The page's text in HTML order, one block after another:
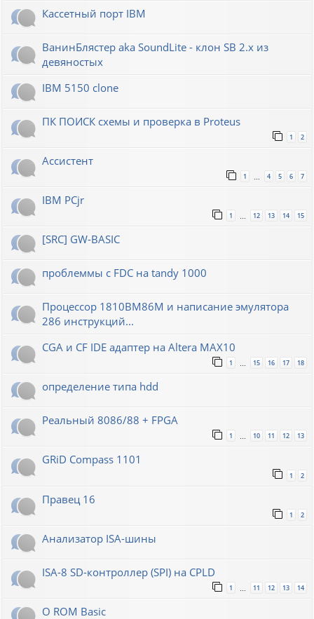
Кассетный порт IBM
ВанинБлястер aka SoundLite - клон SB 2.x из
девяностых
IBM 5150 clone
ПК ПОИСК схемы и проверка в Proteus
1 2
Ассистент
1 … 4 5 6 7
IBM PCjr
1 … 12 13 14 15
[SRC] GW-BASIC
проблеммы с FDC на tandy 1000
Процессор 1810ВМ86М и написание эмулятора
286 инструкций...
CGA и CF IDE адаптер на Altera MAX10
1 … 15 16 17 18
определение типа hdd
Реальный 8086/88 + FPGA
1 … 10 11 12 13
GRiD Compass 1101
1 2
Правец 16
1 2
Анализатор ISA-шины
ISA-8 SD-контроллер (SPI) на CPLD
1 11 12 13 14
О ROM Basic